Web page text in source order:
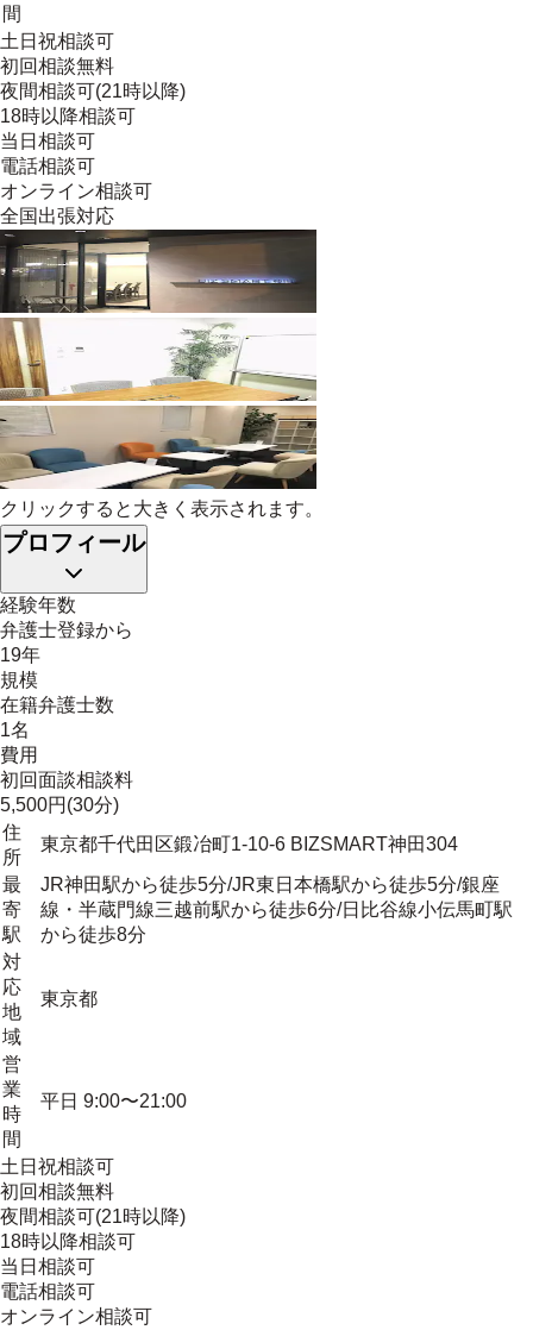
間
土日祝相談可
初回相談無料
夜間相談可(21時以降)
18時以降相談可
当日相談可
電話相談可
オンライン相談可
全国出張対応
クリックすると大きく表示されます。
プロフィール
経験年数
弁護士登録から
19年
規模
在籍弁護士数
1名
費用
初回面談相談料
5,500円(30分)
住
所
東京都千代田区鍛冶町1-10-6 BIZSMART神田304
最
寄
駅
JR神田駅から徒歩5分/JR東日本橋駅から徒歩5分/銀座
線・半蔵門線三越前駅から徒歩6分/日比谷線小伝馬町駅
から徒歩8分
対
応
地
域
東京都
営
業
時
間
平日 9:00〜21:00
土日祝相談可
初回相談無料
夜間相談可(21時以降)
18時以降相談可
当日相談可
電話相談可
オンライン相談可